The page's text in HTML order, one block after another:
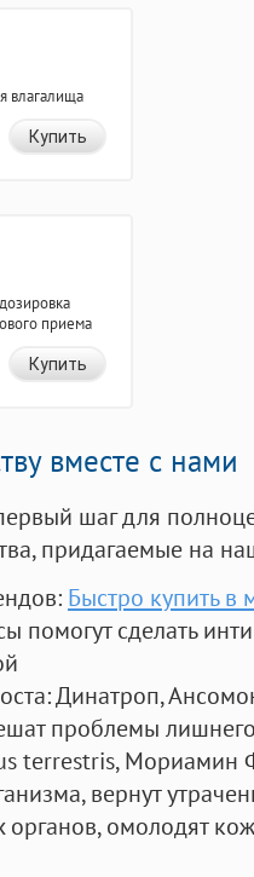
влагалища
Купить
приема
Купить
вместе с нами
шаг для
придагаемые на
Быстро купить в
помогут сделать
: Динатроп,
проблемы
terrestris, Мориамин
вернут
органов, омолодят